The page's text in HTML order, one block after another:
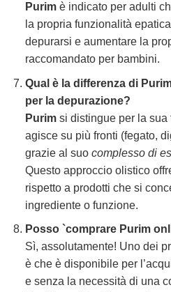
Purimè indicato per adulti
la propria funzionalità
depurarsi e aumentare la
raccomandato per bambini.
Qual è la differenza di
per la depurazione?
Purimsi distingue per la sua
agisce su più fronti (fegato,
grazie al suo complesso di
Questo approccio olistico
rispetto a prodotti che si
ingrediente o funzione.
Posso `comprare Purim
Sì, assolutamente! Uno dei
è che è disponibile per
e senza la necessità di una